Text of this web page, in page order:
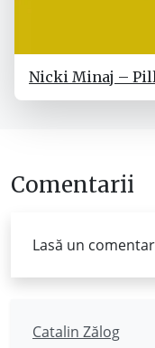
Nicki Minaj –
Comentarii
Lasă un
Catalin Zălog